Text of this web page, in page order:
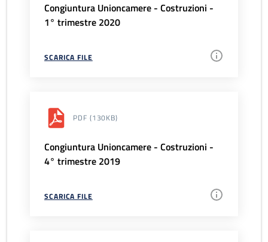
Congiuntura Unioncamere - Costruzioni -
1° trimestre 2020
SCARICA FILE
PDF (130KB)
Congiuntura Unioncamere - Costruzioni -
4° trimestre 2019
SCARICA FILE